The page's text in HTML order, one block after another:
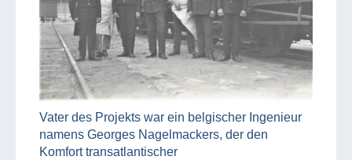
Vater des Projekts war ein belgischer Ingenieur
namens Georges Nagelmackers, der den
Komfort transatlantischer